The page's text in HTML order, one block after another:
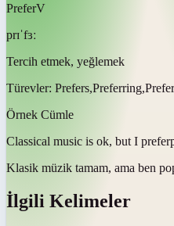
PreferV
prɪˈfɜː
Tercih etmek, yeğlemek
Türevler:
Örnek Cümle
Classical music is ok, but I prefer
Klasik müzik tamam, ama ben
İlgili Kelimeler